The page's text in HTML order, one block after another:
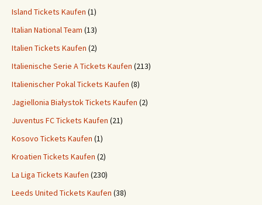
Island Tickets Kaufen (1)
Italian National Team (13)
Italien Tickets Kaufen (2)
Italienische Serie A Tickets Kaufen (213)
Italienischer Pokal Tickets Kaufen (8)
Jagiellonia Białystok Tickets Kaufen (2)
Juventus FC Tickets Kaufen (21)
Kosovo Tickets Kaufen (1)
Kroatien Tickets Kaufen (2)
La Liga Tickets Kaufen (230)
Leeds United Tickets Kaufen (38)